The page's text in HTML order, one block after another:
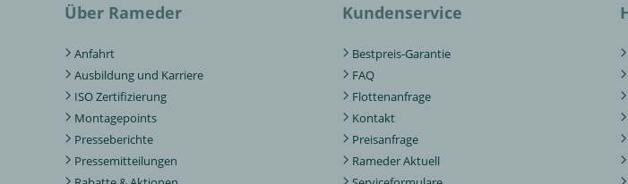
Über Rameder
Anfahrt
Ausbildung und Karriere
ISO Zertifizierung
Montagepoints
Presseberichte
Pressemitteilungen
Kundenservice
Bestpreis-Garantie
FAQ
Flottenanfrage
Kontakt
Preisanfrage
Rameder Aktuell